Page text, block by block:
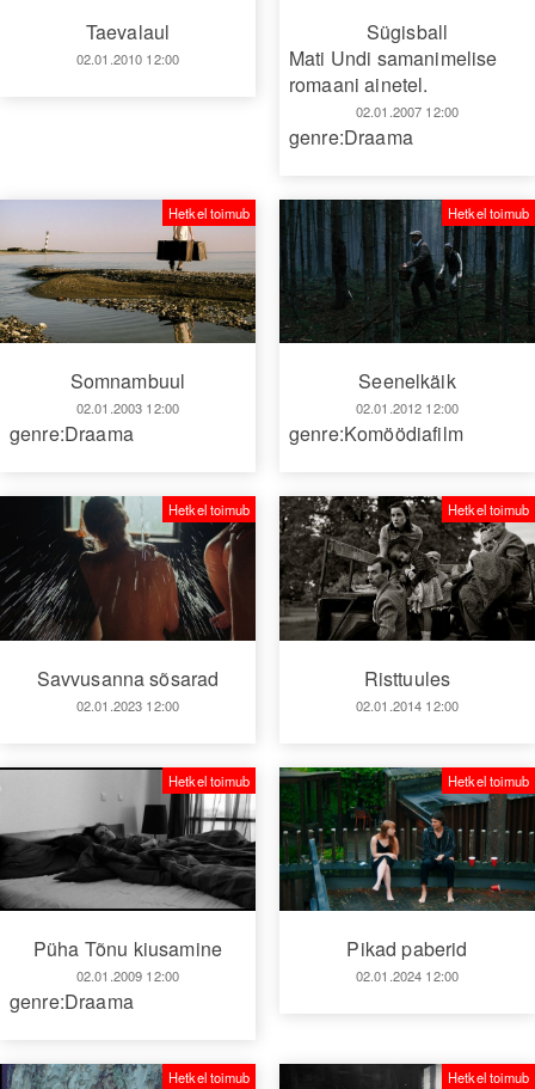
Taevalaul
02.01.2010 12:00
Sügisball
Mati Undi samanimelise
romaani ainetel.
02.01.2007 12:00
genre:Draama
Somnambuul
02.01.2003 12:00
Hetkel toimub
genre:Draama
Seenelkäik
02.01.2012 12:00
Hetkel toimub
genre:Komöödiafilm
Savvusanna sõsarad
02.01.2023 12:00
Hetkel toimub
Risttuules
02.01.2014 12:00
Hetkel toimub
Püha Tõnu kiusamine
02.01.2009 12:00
Hetkel toimub
genre:Draama
Pikad paberid
02.01.2024 12:00
Hetkel toimub
Hetkel toimub Hetkel toimub